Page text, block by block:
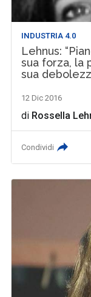
INDUSTRIA 4.0
Lehnus:
sua forza, la
sua
12 Dic 2016
di Rossella
Condividi